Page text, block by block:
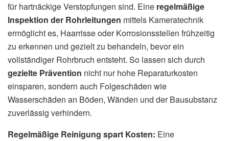
für hartnäckige Verstopfungen sind. Eine regelmäßige
Inspektion der Rohrleitungen mittels Kameratechnik
ermöglicht es, Haarrisse oder Korrosionsstellen frühzeitig
zu erkennen und gezielt zu behandeln, bevor ein
vollständiger Rohrbruch entsteht. So lassen sich durch
gezielte Prävention nicht nur hohe Reparaturkosten
einsparen, sondern auch Folgeschäden wie
Wasserschäden an Böden, Wänden und der Bausubstanz
zuverlässig verhindern.
Regelmäßige Reinigung spart Kosten: Eine